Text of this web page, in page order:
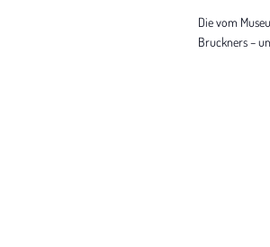
Die vom
Bruckners –